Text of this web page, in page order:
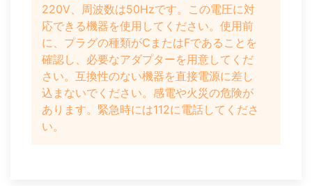
220V、周波数は50Hzです。この電圧に対
応できる機器を使用してください。使用前
に、プラグの種類がCまたはFであることを
確認し、必要なアダプターを用意してくだ
さい。互換性のない機器を直接電源に差し
込まないでください。感電や火災の危険が
あります。緊急時には112に電話してくださ
い。